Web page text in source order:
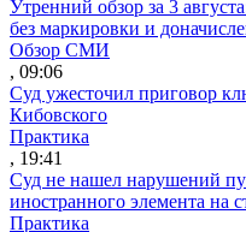
Утренний обзор за 3
без маркировки и
Обзор СМИ
, 09:06
Суд ужесточил приговор
Кибовского
Практика
, 19:41
Суд не нашел нарушений
иностранного элемента на
Практика